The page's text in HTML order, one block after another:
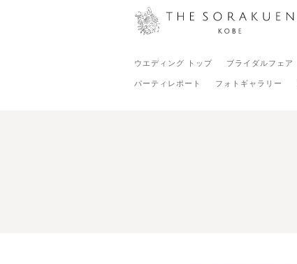
ウエディング トップ ブライダルフェア
パーティレポート フォトギャラリー